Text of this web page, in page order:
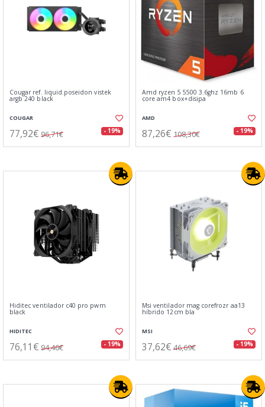
Cougar ref. liquid.poseidon vistek
argb 240 black
COUGAR
77,92€ 96,71€ - 19%
Amd ryzen 5 5500 3.6ghz 16mb 6
core am4 box+disipa
AMD
87,26€ 108,30€ - 19%
Hiditec ventilador c40 pro pwm
black
HIDITEC
76,11€ 94,46€ - 19%
Msi ventilador mag corefrozr aa13
híbrido 12cm bla
MSI
37,62€ 46,69€ - 19%